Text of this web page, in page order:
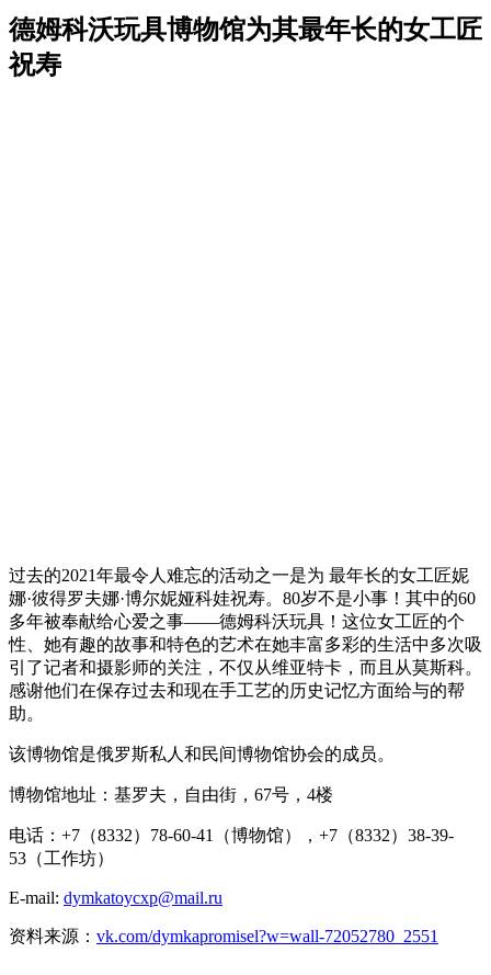
德姆科沃玩具博物馆为其最年长的女工匠
祝寿
过去的2021年最令人难忘的活动之一是为 最年长的女工匠妮
娜·彼得罗夫娜·博尔妮娅科娃祝寿。80岁不是小事！其中的60
多年被奉献给心爱之事——德姆科沃玩具！这位女工匠的个
性、她有趣的故事和特色的艺术在她丰富多彩的生活中多次吸
引了记者和摄影师的关注，不仅从维亚特卡，而且从莫斯科。
感谢他们在保存过去和现在手工艺的历史记忆方面给与的帮
助。
该博物馆是俄罗斯私人和民间博物馆协会的成员。
博物馆地址：基罗夫，自由街，67号，4楼
电话：+7（8332）78-60-41（博物馆），+7（8332）38-39-
53（工作坊）
E-mail: dymkatoycxp@mail.ru
资料来源： vk.com/dymkapromisel?w=wall-72052780_2551